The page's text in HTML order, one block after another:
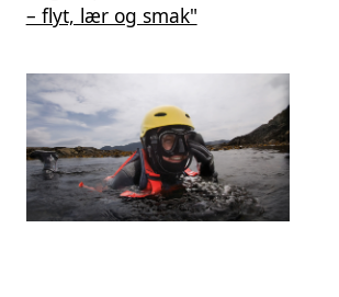
– flyt, lær og smak"